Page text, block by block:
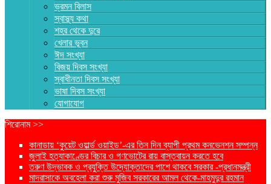
ভ্রমন বিলাস
স্বাস্থ্য কথা
শহর থেকে দুরে
খেলার ভূবন
ঈদ সংখ্যা
বিজয় দিবস সংখ্যা
স্বাধীনতা দিবস সংখ্যা
ভাষা দিবস সংখ্যা
যোগাযোগ
শিরোনাম >>
কানাডায় ‘কুয়েট ওয়ার্ল্ড ওয়াইড’-এর তিন দিন ব্যাপী প্রথম কনভেনশন সম্পন্ন
জুলাই হত্যাকাণ্ডের বিচার ও গণভোটের রায় বাস্তবায়ন করতে হবে
তরুণ উদ্ভাবক ও প্রযুক্তি উদ্যোক্তাদের পাশে থাকবে সরকার -প্রধানমন্ত্রী
মাদরাসাকে অবহেলা করা শুরু মুজিব সরকারের আমল থেকে-মাহমুদুর রহমান